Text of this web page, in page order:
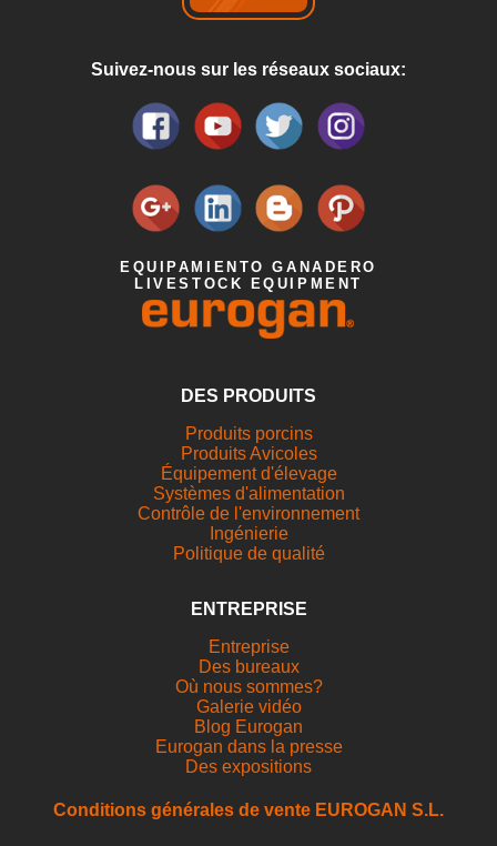
Suivez-nous sur les réseaux sociaux:
EQUIPAMIENTO GANADERO
LIVESTOCK EQUIPMENT
DES PRODUITS
Produits porcins
Produits Avicoles
Équipement d'élevage
Systèmes d'alimentation
Contrôle de l'environnement
Ingénierie
Politique de qualité
ENTREPRISE
Entreprise
Des bureaux
Où nous sommes?
Galerie vidéo
Blog Eurogan
Eurogan dans la presse
Des expositions
Conditions générales de vente EUROGAN S.L.